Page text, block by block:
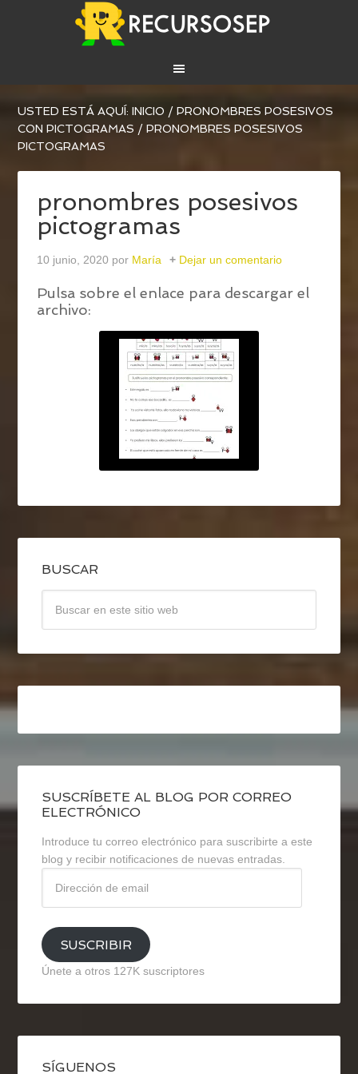
USTED ESTÁ AQUÍ:INICIO / PRONOMBRES POSESIVOS
CON PICTOGRAMAS / PRONOMBRES POSESIVOS
PICTOGRAMAS
pronombres posesivos
pictogramas
10 junio, 2020 por María Dejar un comentario
Pulsa sobre el enlace para descargar el
archivo:
BUSCAR
SUSCRÍBETE AL BLOG POR CORREO
ELECTRÓNICO
Introduce tu correo electrónico para suscribirte a este
blog y recibir notificaciones de nuevas entradas.
email
SUSCRIBIR
Únete a otros 127K suscriptores
SÍGUENOS